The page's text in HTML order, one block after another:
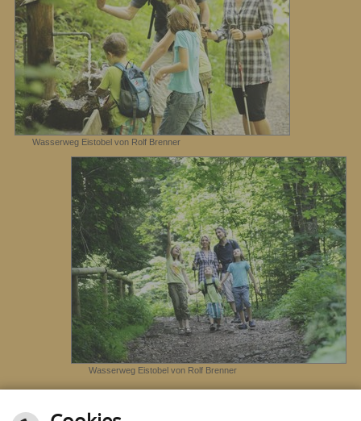
Wasserweg Eistobel von Rolf Brenner
Wasserweg Eistobel von Rolf Brenner